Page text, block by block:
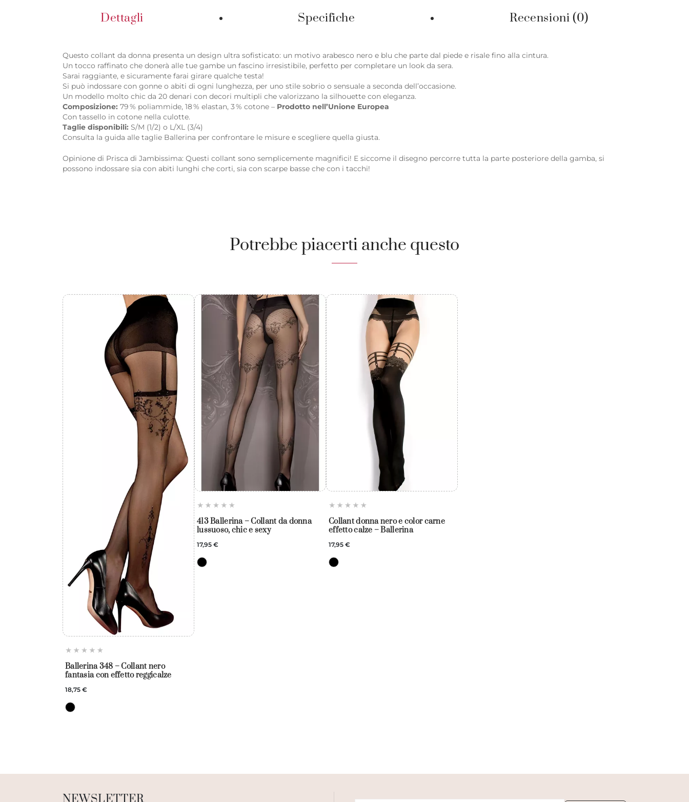
Dettagli Specifiche Recensioni (0)
Questo collant da donna presenta un design ultra sofisticato: un motivo arabesco nero e blu che parte dal piede e risale fino alla cintura.
Un tocco raffinato che donerà alle tue gambe un fascino irresistibile, perfetto per completare un look da sera.
Sarai raggiante, e sicuramente farai girare qualche testa!
Si può indossare con gonne o abiti di ogni lunghezza, per uno stile sobrio o sensuale a seconda dell’occasione.
Un modello molto chic da 20 denari con decori multipli che valorizzano la silhouette con eleganza.
Composizione: 79 % poliammide, 18 % elastan, 3 % cotone – Prodotto nell’Unione Europea
Con tassello in cotone nella culotte.
Taglie disponibili: S/M (1/2) o L/XL (3/4)
Consulta la guida alle taglie Ballerina per confrontare le misure e scegliere quella giusta.
Opinione di Prisca di Jambissima: Questi collant sono semplicemente magnifici! E siccome il disegno percorre tutta la parte posteriore della gamba, si
possono indossare sia con abiti lunghi che corti, sia con scarpe basse che con i tacchi!
Potrebbe piacerti anche questo
Ballerina 348 – Collant nero
fantasia con effetto reggicalze
18,75 €
413 Ballerina – Collant da donna
lussuoso, chic e sexy
17,95 €
Collant donna nero e color carne
effetto calze – Ballerina
17,95 €